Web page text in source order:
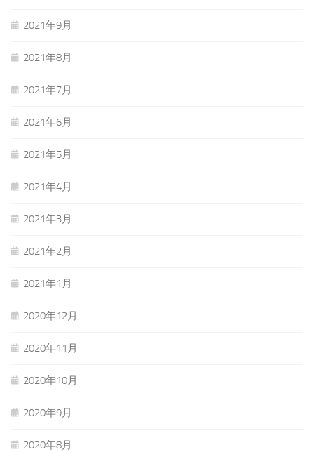
2021年9月
2021年8月
2021年7月
2021年6月
2021年5月
2021年4月
2021年3月
2021年2月
2021年1月
2020年12月
2020年11月
2020年10月
2020年9月
2020年8月